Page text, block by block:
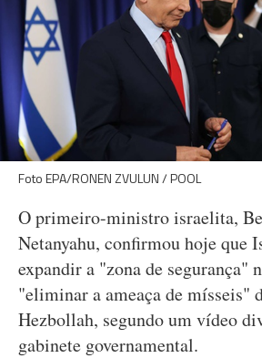
Foto EPA/RONEN ZVULUN / POOL
O primeiro-ministro israelita,
Netanyahu, confirmou hoje que
expandir a "zona de segurança"
"eliminar a ameaça de mísseis"
Hezbollah, segundo um vídeo
gabinete governamental.